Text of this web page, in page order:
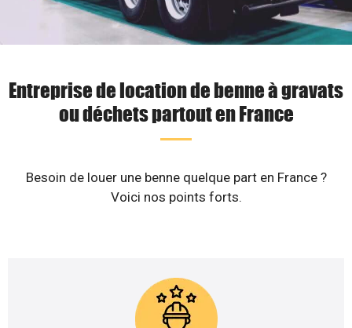
Entreprise de location de benne à gravats
ou déchets partout en France
Besoin de louer une benne quelque part en France ?
Voici nos points forts.